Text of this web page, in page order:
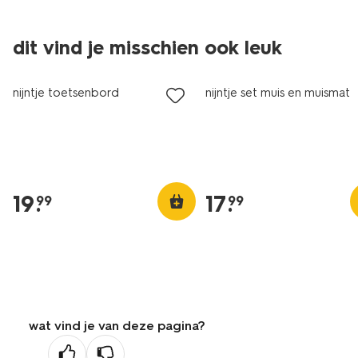
dit vind je misschien ook leuk
nijntje toetsenbord
19.
99
nijntje set muis en muismat
17.
99
wat vind je van deze pagina?